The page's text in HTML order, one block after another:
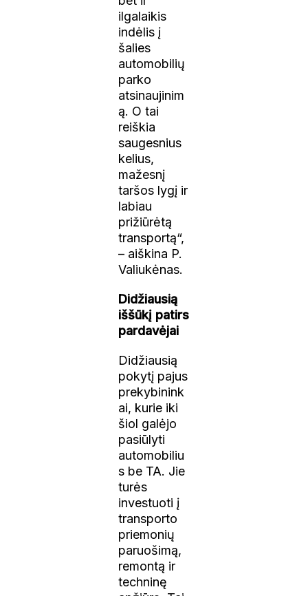
ilgalaikis
indėlis į
šalies
automobilių
parko
atsinaujinim
ą. O tai
reiškia
saugesnius
kelius,
mažesnį
taršos lygį ir
labiau
prižiūrėtą
transportą“,
– aiškina P.
Valiukėnas.
Didžiausią
iššūkį patirs
pardavėjai
Didžiausią
pokytį pajus
prekybinink
ai, kurie iki
šiol galėjo
pasiūlyti
automobiliu
s be TA. Jie
turės
investuoti į
transporto
priemonių
paruošimą,
remontą ir
techninę